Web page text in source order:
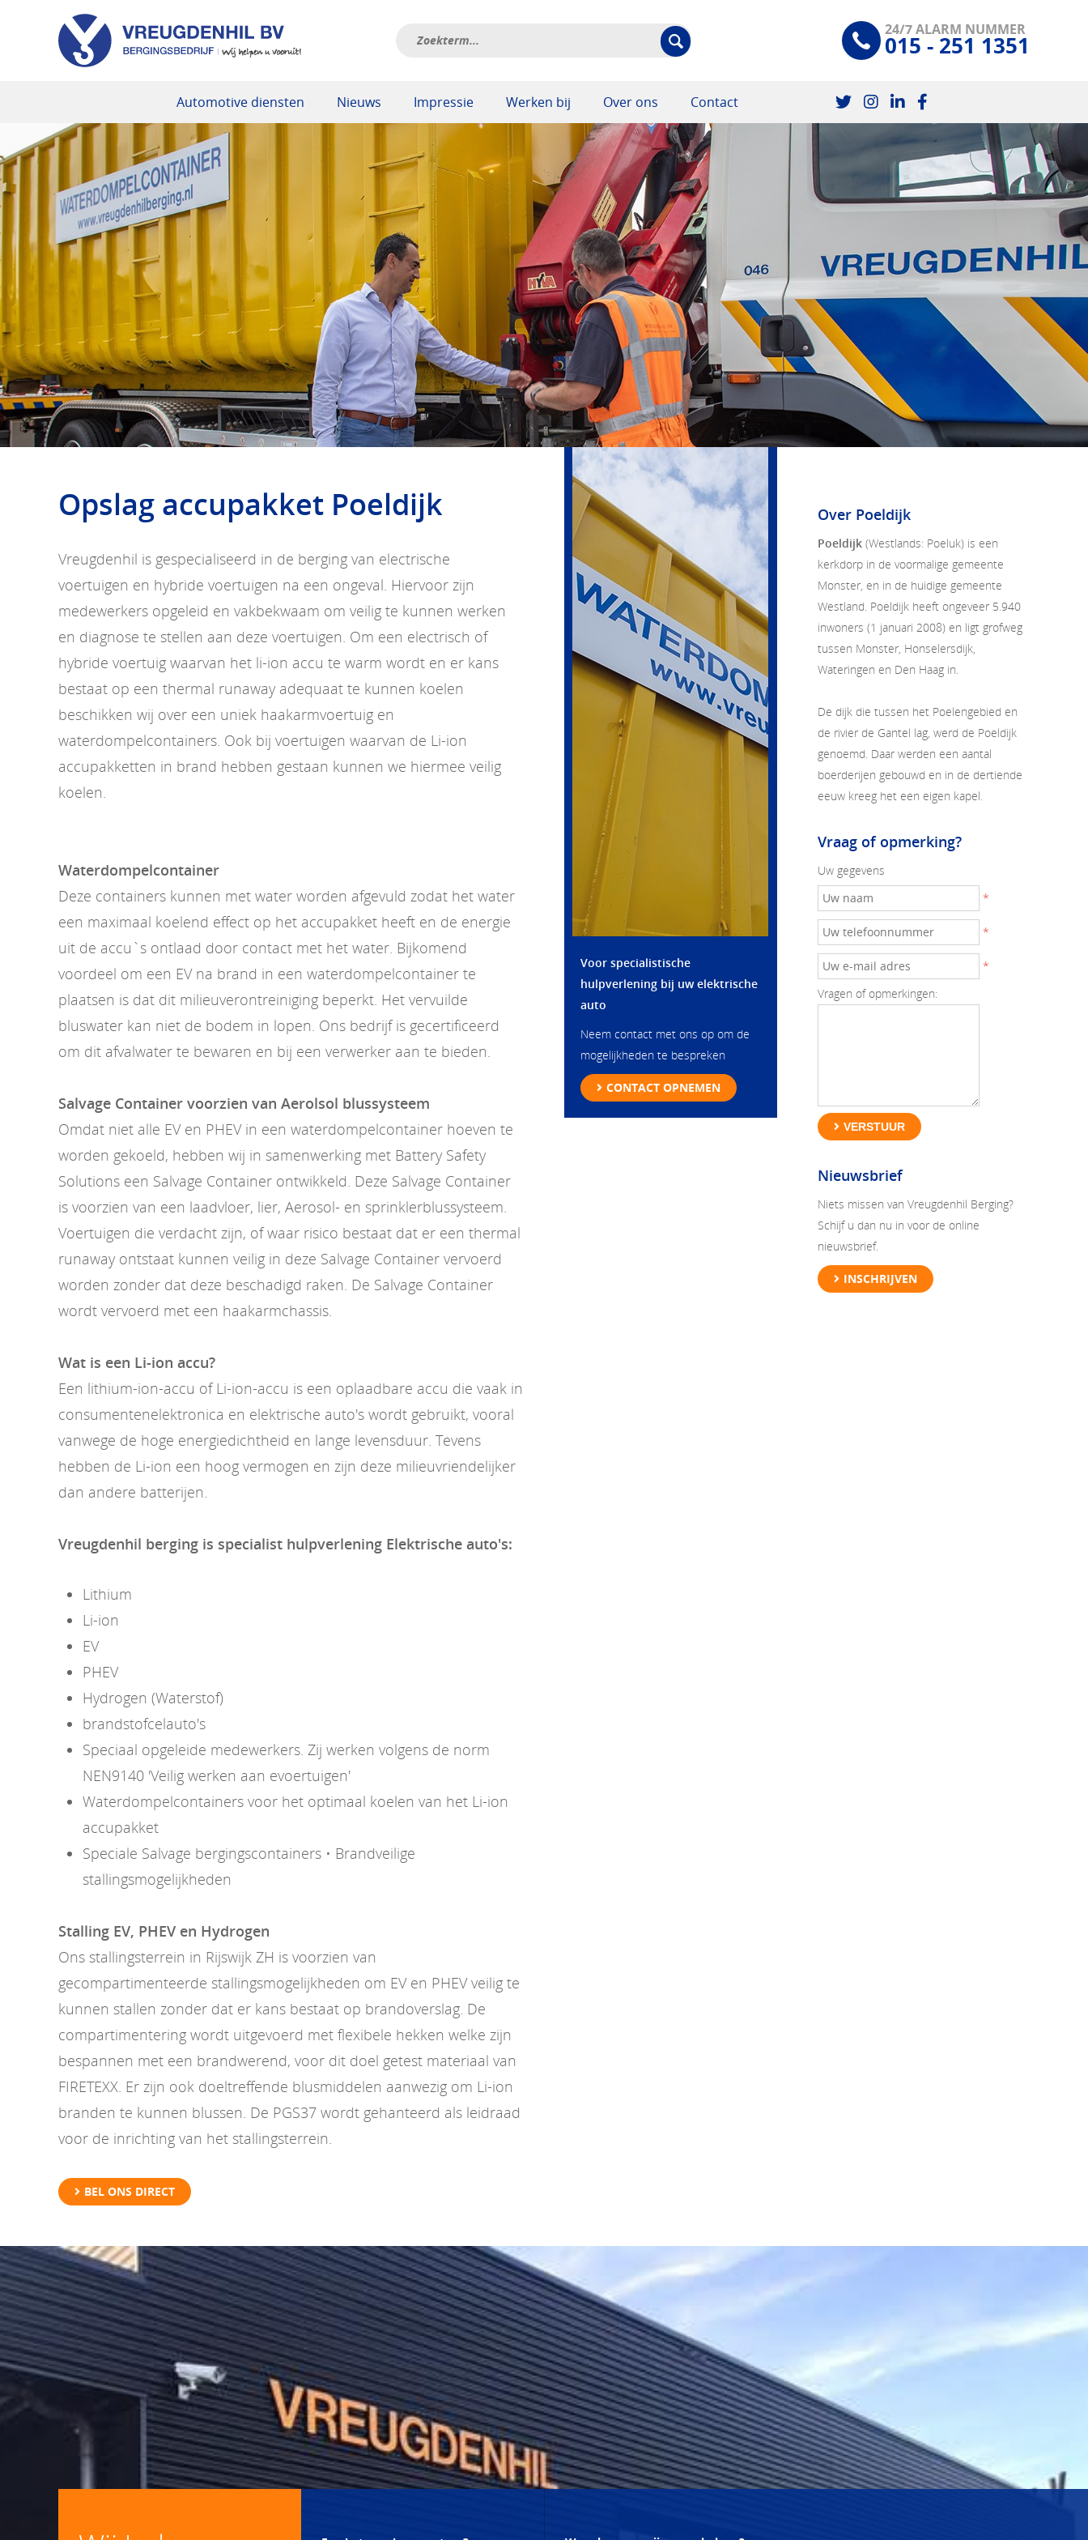
24/7 ALARM NUMMER
015 - 251 1351
Automotive diensten Nieuws Impressie Werken bij Over ons Contact
Opslag accupakket Poeldijk
Vreugdenhil is gespecialiseerd in de berging van electrische
voertuigen en hybride voertuigen na een ongeval. Hiervoor zijn
medewerkers opgeleid en vakbekwaam om veilig te kunnen werken
en diagnose te stellen aan deze voertuigen. Om een electrisch of
hybride voertuig waarvan het li-ion accu te warm wordt en er kans
bestaat op een thermal runaway adequaat te kunnen koelen
beschikken wij over een uniek haakarmvoertuig en
waterdompelcontainers. Ook bij voertuigen waarvan de Li-ion
accupakketten in brand hebben gestaan kunnen we hiermee veilig
koelen.
Waterdompelcontainer
Deze containers kunnen met water worden afgevuld zodat het water
een maximaal koelend effect op het accupakket heeft en de energie
uit de accu`s ontlaad door contact met het water. Bijkomend
voordeel om een EV na brand in een waterdompelcontainer te
plaatsen is dat dit milieuverontreiniging beperkt. Het vervuilde
bluswater kan niet de bodem in lopen. Ons bedrijf is gecertificeerd
om dit afvalwater te bewaren en bij een verwerker aan te bieden.
Salvage Container voorzien van Aerolsol blussysteem
Omdat niet alle EV en PHEV in een waterdompelcontainer hoeven te
worden gekoeld, hebben wij in samenwerking met Battery Safety
Solutions een Salvage Container ontwikkeld. Deze Salvage Container
is voorzien van een laadvloer, lier, Aerosol- en sprinklerblussysteem.
Voertuigen die verdacht zijn, of waar risico bestaat dat er een thermal
runaway ontstaat kunnen veilig in deze Salvage Container vervoerd
worden zonder dat deze beschadigd raken. De Salvage Container
wordt vervoerd met een haakarmchassis.
Wat is een Li-ion accu?
Een lithium-ion-accu of Li-ion-accu is een oplaadbare accu die vaak in
consumentenelektronica en elektrische auto's wordt gebruikt, vooral
vanwege de hoge energiedichtheid en lange levensduur. Tevens
hebben de Li-ion een hoog vermogen en zijn deze milieuvriendelijker
dan andere batterijen.
Vreugdenhil berging is specialist hulpverlening Elektrische auto's:
Lithium
Li-ion
EV
PHEV
Hydrogen (Waterstof)
brandstofcelauto's
Speciaal opgeleide medewerkers. Zij werken volgens de norm
NEN9140 'Veilig werken aan evoertuigen'
Waterdompelcontainers voor het optimaal koelen van het Li-ion
accupakket
Speciale Salvage bergingscontainers • Brandveilige
stallingsmogelijkheden
Stalling EV, PHEV en Hydrogen
Ons stallingsterrein in Rijswijk ZH is voorzien van
gecompartimenteerde stallingsmogelijkheden om EV en PHEV veilig te
kunnen stallen zonder dat er kans bestaat op brandoverslag. De
compartimentering wordt uitgevoerd met flexibele hekken welke zijn
bespannen met een brandwerend, voor dit doel getest materiaal van
FIRETEXX. Er zijn ook doeltreffende blusmiddelen aanwezig om Li-ion
branden te kunnen blussen. De PGS37 wordt gehanteerd als leidraad
voor de inrichting van het stallingsterrein.
BEL ONS DIRECT
Voor specialistische
hulpverlening bij uw elektrische
auto
Neem contact met ons op om de
mogelijkheden te bespreken
CONTACT OPNEMEN
Over Poeldijk
Poeldijk (Westlands: Poeluk) is een
kerkdorp in de voormalige gemeente
Monster, en in de huidige gemeente
Westland. Poeldijk heeft ongeveer 5.940
inwoners (1 januari 2008) en ligt grofweg
tussen Monster, Honselersdijk,
Wateringen en Den Haagin.
De dijk die tussen het Poelengebied en
de rivier de Gantel lag, werd de Poeldijk
genoemd. Daar werden een aantal
boerderijen gebouwd en in de dertiende
eeuw kreeg het een eigen kapel.
Vraag of opmerking?
Uw gegevens
*
*
*
Vragen of opmerkingen:
VERSTUUR
Nieuwsbrief
Niets missen van Vreugdenhil Berging?
Schijf u dan nu in voor de online
nieuwsbrief.
INSCHRIJVEN